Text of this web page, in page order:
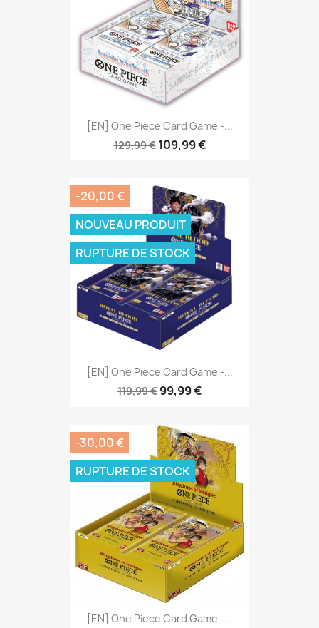
[EN] One Piece Card Game -...
129,99 € 109,99 €
[EN] One Piece Card Game -...
119,99 € 99,99 €
-20,00 €
NOUVEAU PRODUIT
RUPTURE DE STOCK
[EN] One Piece Card Game -...
-30,00 €
RUPTURE DE STOCK